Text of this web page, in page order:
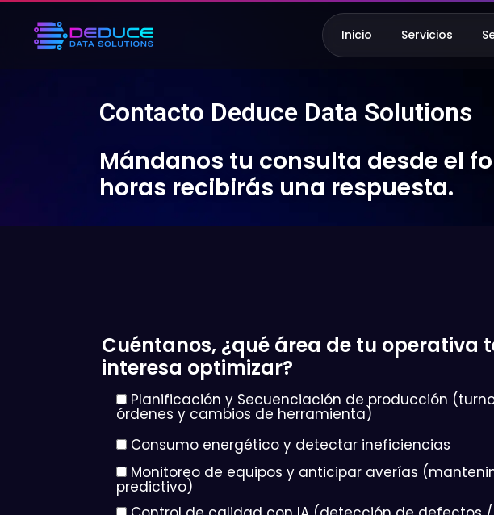
Inicio Servicios
Contacto Deduce Data Solutions
Mándanos tu consulta desde el
horas recibirás una respuesta.
Cuéntanos, ¿qué área de tu operativa
interesa optimizar?
Planificación y Secuenciación de producción
órdenes y cambios de herramienta)
Consumo energético y detectar ineficiencias
Monitoreo de equipos y anticipar averías
predictivo)